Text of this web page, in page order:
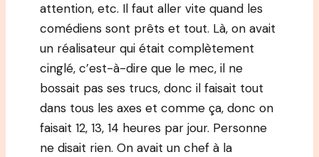
attention, etc. Il faut aller vite quand les
comédiens sont prêts et tout. Là, on avait
un réalisateur qui était complètement
cinglé, c’est-à-dire que le mec, il ne
bossait pas ses trucs, donc il faisait tout
dans tous les axes et comme ça, donc on
faisait 12, 13, 14 heures par jour. Personne
ne disait rien. On avait un chef à la